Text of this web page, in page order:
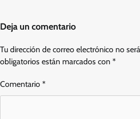
Deja un comentario
Tu dirección de correo electrónico no
obligatorios están marcados con *
Comentario *